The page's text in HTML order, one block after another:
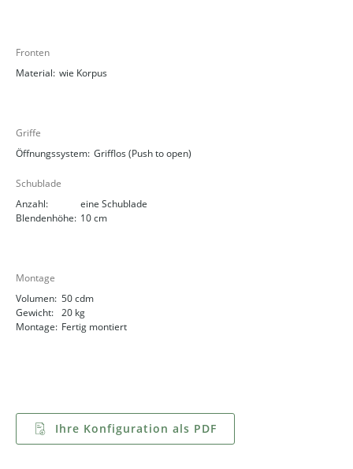
Fronten
Material: wie Korpus
Griffe
Öffnungssystem: Grifflos (Push to open)
Schublade
Anzahl:
eine Schublade
Blendenhöhe: 10 cm
Montage
Volumen: 50 cdm
Gewicht: 20 kg
Montage: Fertig montiert
Ihre Konfiguration als PDF